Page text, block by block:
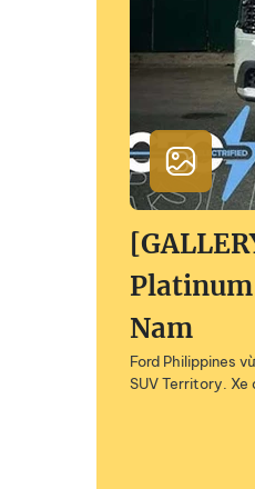
Nam
Ford Philippines
SUV Territory.